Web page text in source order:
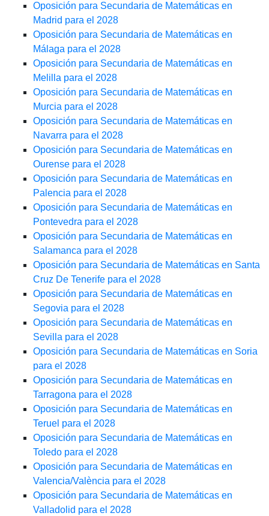
Oposición para Secundaria de Matemáticas en
Madrid para el 2028
Oposición para Secundaria de Matemáticas en
Málaga para el 2028
Oposición para Secundaria de Matemáticas en
Melilla para el 2028
Oposición para Secundaria de Matemáticas en
Murcia para el 2028
Oposición para Secundaria de Matemáticas en
Navarra para el 2028
Oposición para Secundaria de Matemáticas en
Ourense para el 2028
Oposición para Secundaria de Matemáticas en
Palencia para el 2028
Oposición para Secundaria de Matemáticas en
Pontevedra para el 2028
Oposición para Secundaria de Matemáticas en
Salamanca para el 2028
Oposición para Secundaria de Matemáticas en Santa
Cruz De Tenerife para el 2028
Oposición para Secundaria de Matemáticas en
Segovia para el 2028
Oposición para Secundaria de Matemáticas en
Sevilla para el 2028
Oposición para Secundaria de Matemáticas en Soria
para el 2028
Oposición para Secundaria de Matemáticas en
Tarragona para el 2028
Oposición para Secundaria de Matemáticas en
Teruel para el 2028
Oposición para Secundaria de Matemáticas en
Toledo para el 2028
Oposición para Secundaria de Matemáticas en
Valencia/València para el 2028
Oposición para Secundaria de Matemáticas en
Valladolid para el 2028